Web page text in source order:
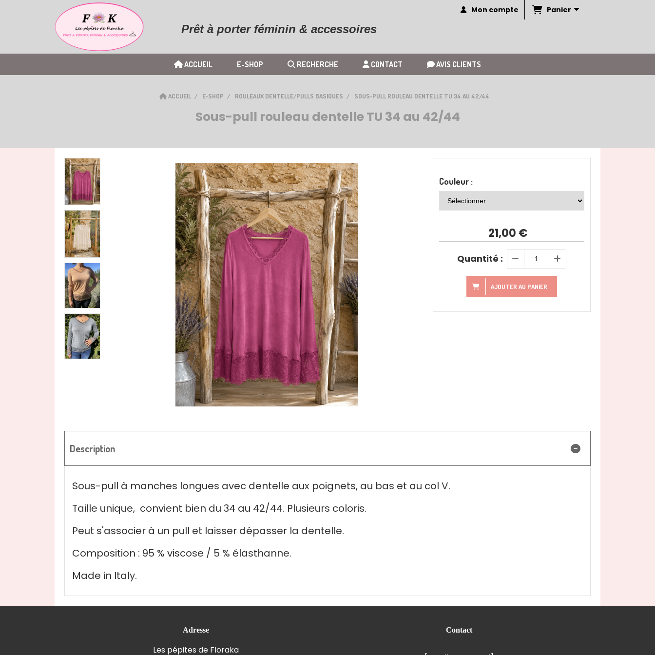
Prêt à porter féminin & accessoires
Mon compte Panier
ACCUEIL E-SHOP RECHERCHE CONTACT AVIS CLIENTS
ACCUEIL E-SHOP ROULEAUX DENTELLE/PULLS BASIQUES SOUS-PULL ROULEAU DENTELLE TU 34 AU 42/44
Sous-pull rouleau dentelle TU 34 au 42/44
Couleur :
21,00 €
Quantité :
AJOUTER AU PANIER
Description
Sous-pull à manches longues avec dentelle aux poignets, au bas et au col V.
Taille unique, convient bien du 34 au 42/44. Plusieurs coloris.
Peut s'associer à un pull et laisser dépasser la dentelle.
Composition : 95 % viscose / 5 % élasthanne.
Made in Italy.
Adresse
Les pépites de Floraka
Contact